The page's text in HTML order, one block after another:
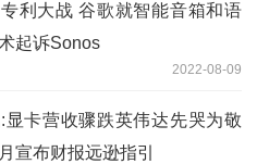
利大战 谷歌就智能音箱和语
起诉Sonos
2022-08-09
显卡营收骤跌英伟达先哭为敬
宣布财报远逊指引